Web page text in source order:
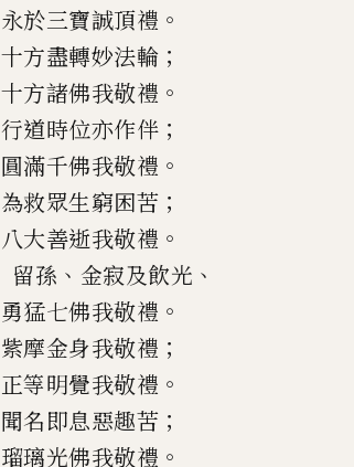
永於三寶誠頂禮 。
十方盡轉妙法輪 ；
十方諸佛我敬禮 。
行道時位亦作伴 ；
圓滿千佛我敬禮 。
為救眾生窮困苦 ；
八大善逝我敬禮 。
留孫 、 金寂及飲光 、
勇猛七佛我敬禮 。
紫摩金身我敬禮 ；
正等明覺我敬禮 。
聞名即息惡趣苦 ；
瑠璃光佛我敬禮 。